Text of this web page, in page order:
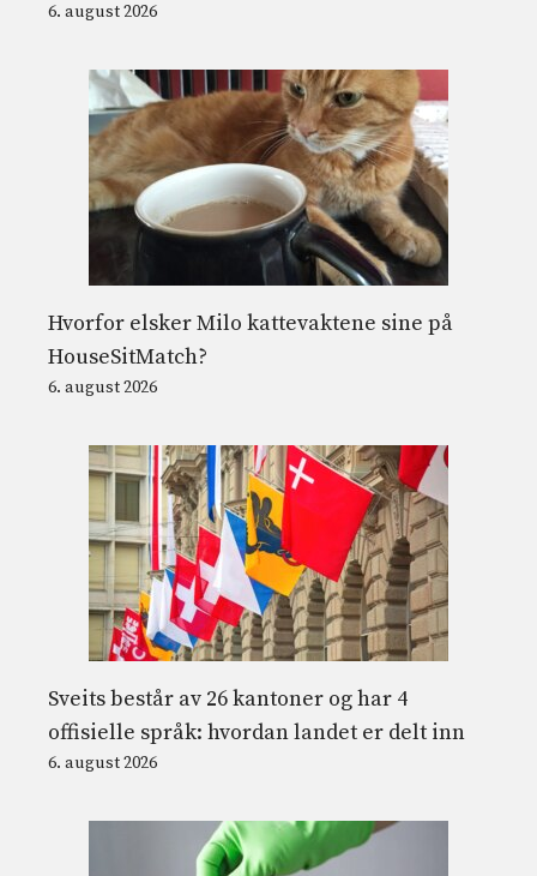
6. august 2026
Hvorfor elsker Milo kattevaktene sine på
HouseSitMatch?
6. august 2026
Sveits består av 26 kantoner og har 4
offisielle språk: hvordan landet er delt inn
6. august 2026